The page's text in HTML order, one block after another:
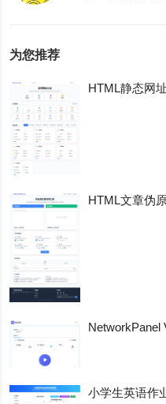
为您推荐
HTML静态网
HTML文章伪
NetworkPanel
小学生英语作